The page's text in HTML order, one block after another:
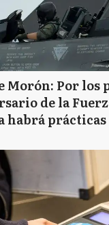
Morón: Por
de la
habrá prácticas